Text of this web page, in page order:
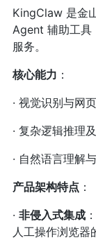
KingClaw 是金
Agent 辅助工具
服务。
核心能力 ：
· 视觉识别与网
· 复杂逻辑推理
· 自然语言理解
产品架构特点 ：
· 非侵入式集成
人工操作浏览器